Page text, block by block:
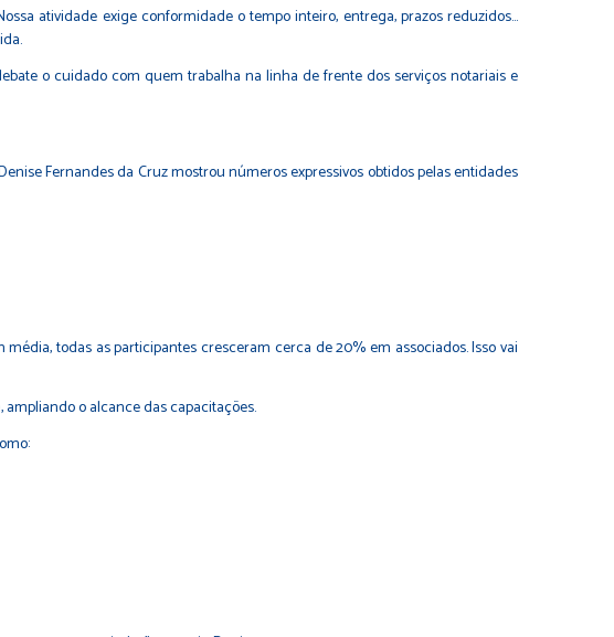
atividade exige conformidade o tempo inteiro, entrega, prazos reduzidos…
o cuidado com quem trabalha na linha de frente dos serviços notariais e
Fernandes da Cruz mostrou números expressivos obtidos pelas entidades
todas as participantes cresceram cerca de 20% em associados. Isso vai
, ampliando o alcance das capacitações.